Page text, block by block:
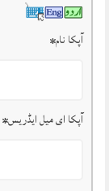
آپکا نام*
آپکا ای میل ایڈریس*